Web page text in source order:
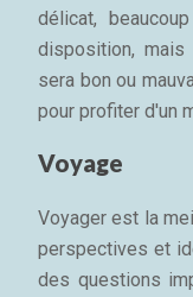
délicat,
disposition,
sera bon ou
pour profiter d'un
Voyage
Voyager est la
perspectives et
des questions